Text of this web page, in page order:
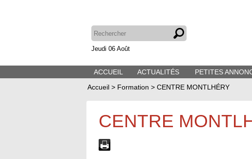
Jeudi 06 Août
ACCUEIL ACTUALITÉS PETITES
Accueil > Formation > CENTRE MONTLHÉRY
CENTRE